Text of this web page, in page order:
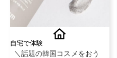
自宅で体験
＼話題の韓国コスメをおう